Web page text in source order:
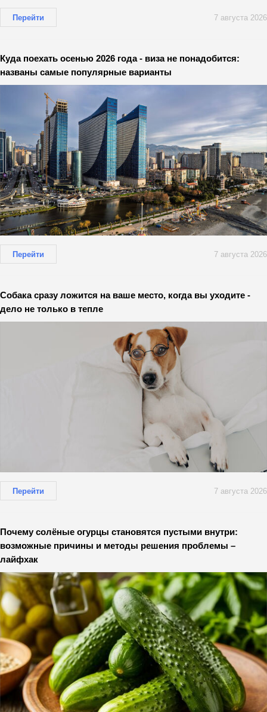
Перейти 7 августа 2026
Куда поехать осенью 2026 года - виза не понадобится:
названы самые популярные варианты
Перейти 7 августа 2026
Собака сразу ложится на ваше место, когда вы уходите -
дело не только в тепле
Перейти 7 августа 2026
Почему солёные огурцы становятся пустыми внутри:
возможные причины и методы решения проблемы –
лайфхак